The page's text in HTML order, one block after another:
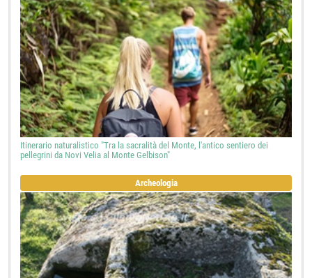
Itinerario naturalistico "Tra la sacralità del Monte, l'antico sentiero dei
pellegrini da Novi Velia al Monte Gelbison"
Archeologia